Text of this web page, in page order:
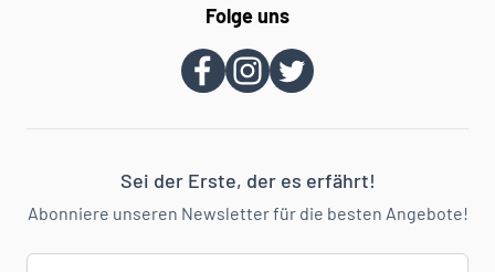
Folge uns
Sei der Erste, der es erfährt!
Abonniere unseren Newsletter für die besten Angebote!
E-Mail-Adresse